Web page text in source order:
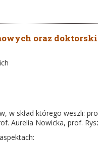
oraz
w skład którego weszli:
Aurelia Nowicka, prof.